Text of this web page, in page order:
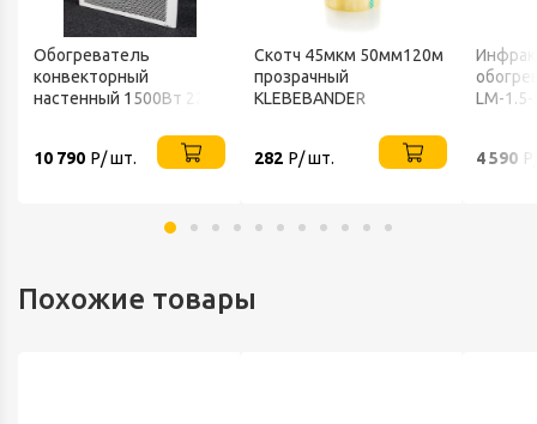
Обогреватель
конвекторный
настенный 1500Вт 220В
10 790 Р/ шт.
Скотч 45мкм 50мм120м
прозрачный
KLEBEBANDER
282 Р/ шт.
LM-
4 590
Похожие товары